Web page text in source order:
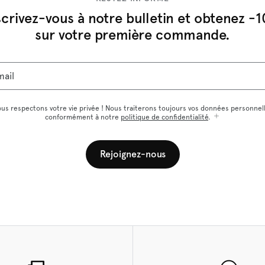
vous à notre bulletin et obtenez -
sur votre première commande.
respectons votre vie privée ! Nous traiterons toujours vos données
conformément à notre politique de confidentialité.
Rejoignez-nous